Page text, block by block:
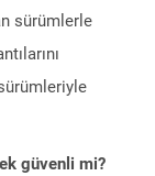
sürümlerle
güvenli mi?